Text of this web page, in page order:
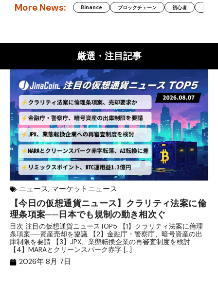
More News: Binance ブロックチェーン 初心者 米国
厳選・注目記事
ニュース, マーケットニュース
【今日の仮想通貨ニュース】クラリティ法案に倫
理条項案──日本でも規制の動き相次ぐ
目次 注目の仮想通貨ニュースTOP5 【1】クラリティ法案に倫理
条項案──資産売却を協議 【2】金融庁・警察庁、暗号資産の出
庫制限を要請 【3】JPX、業態転換企業の再審査制度を検討
【4】MARAとクリーンスパーク赤字 […]
2026年 8月 7日